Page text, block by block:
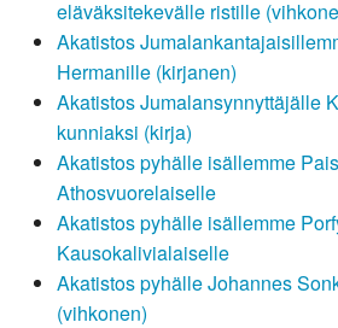
eläväksitekevälle ristille
Akatistos
Hermanille (kirjanen)
Akatistos Jumalansynnyttäjälle
kunniaksi (kirja)
Akatistos pyhälle isällemme
Athosvuorelaiselle
Akatistos pyhälle isällemme
Kausokalivialaiselle
Akatistos pyhälle Johannes
(vihkonen)